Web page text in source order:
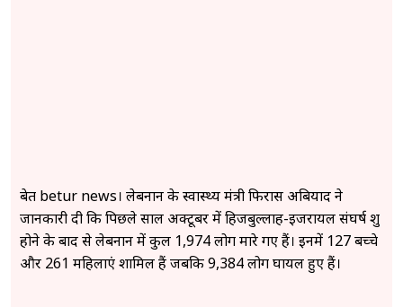
बेरूत betur news। लेबनान के स्वास्थ्य मंत्री फिरास अबियाद ने
जानकारी दी कि पिछले साल अक्टूबर में हिजबुल्लाह-इजरायल संघर्ष शुरू
होने के बाद से लेबनान में कुल 1,974 लोग मारे गए हैं। इनमें 127 बच्चे
और 261 महिलाएं शामिल हैं जबकि 9,384 लोग घायल हुए हैं।